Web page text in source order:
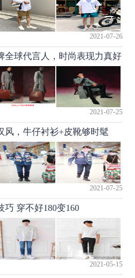
2021-07-26
全球代言人，时尚表现力真好
2021-07-25
风，牛仔衬衫+皮靴够时髦
2021-07-25
巧 穿不好180变160
2021-05-15